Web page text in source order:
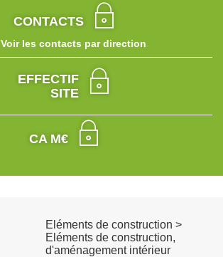
CONTACTS
Voir les contacts par direction
EFFECTIF
SITE
CA M€
Eléments de construction >
Eléments de construction,
d'aménagement intérieur